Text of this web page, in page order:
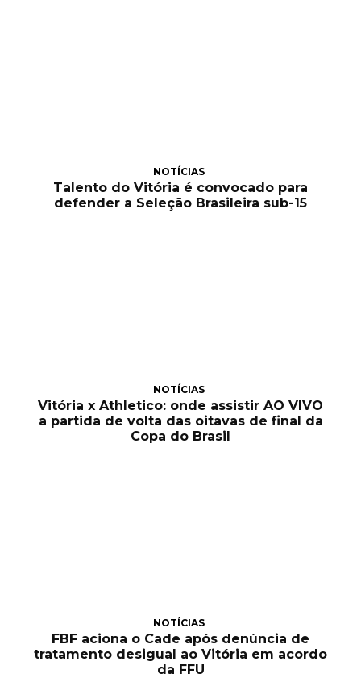
NOTÍCIAS
Talento do Vitória é convocado para
defender a Seleção Brasileira sub-15
NOTÍCIAS
Vitória x Athletico: onde assistir AO VIVO
a partida de volta das oitavas de final da
Copa do Brasil
NOTÍCIAS
FBF aciona o Cade após denúncia de
tratamento desigual ao Vitória em acordo
da FFU